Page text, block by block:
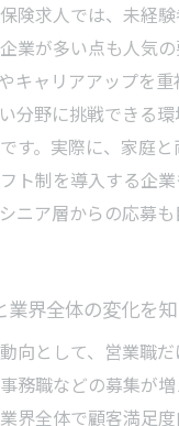
が充実した保険求人
らでも成長できる保
両立できる求人の見
で収入と働きやすさ
を目指せる保険求人
の給与体系と働き方
足度が高い保険求人
仕事内容を詳しく紹
ィとして働く保険求
険求人では、未経
業が多い点も人気
キャリアアップを
分野に挑戦できる
す。実際に、家庭
ト制を導入する企
ニア層からの応募
界全体の変化を
向として、営業職
務職などの募集が
界全体で顧客満足